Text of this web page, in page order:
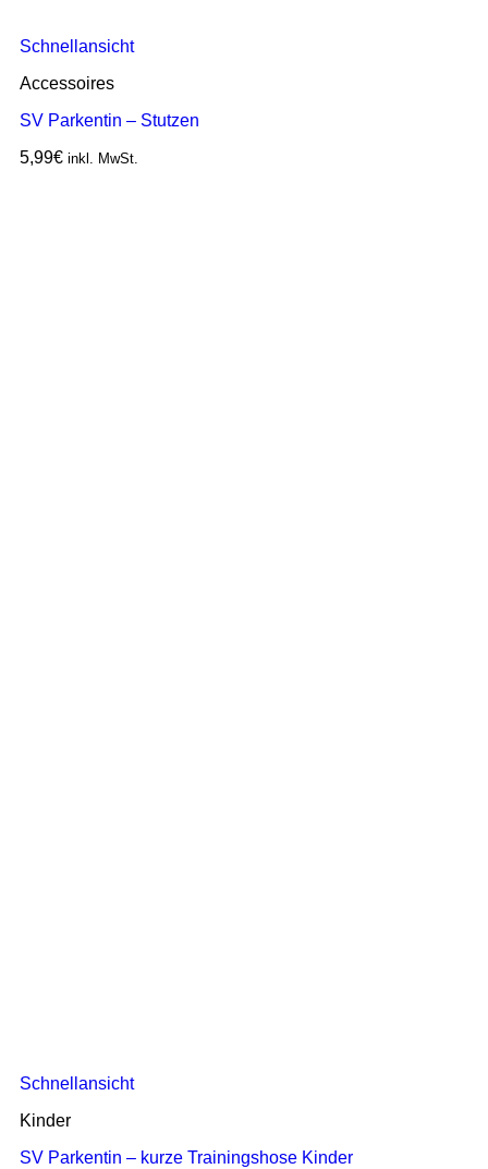
Schnellansicht
Accessoires
SV Parkentin – Stutzen
5,99€ inkl. MwSt.
Schnellansicht
Kinder
SV Parkentin – kurze Trainingshose Kinder